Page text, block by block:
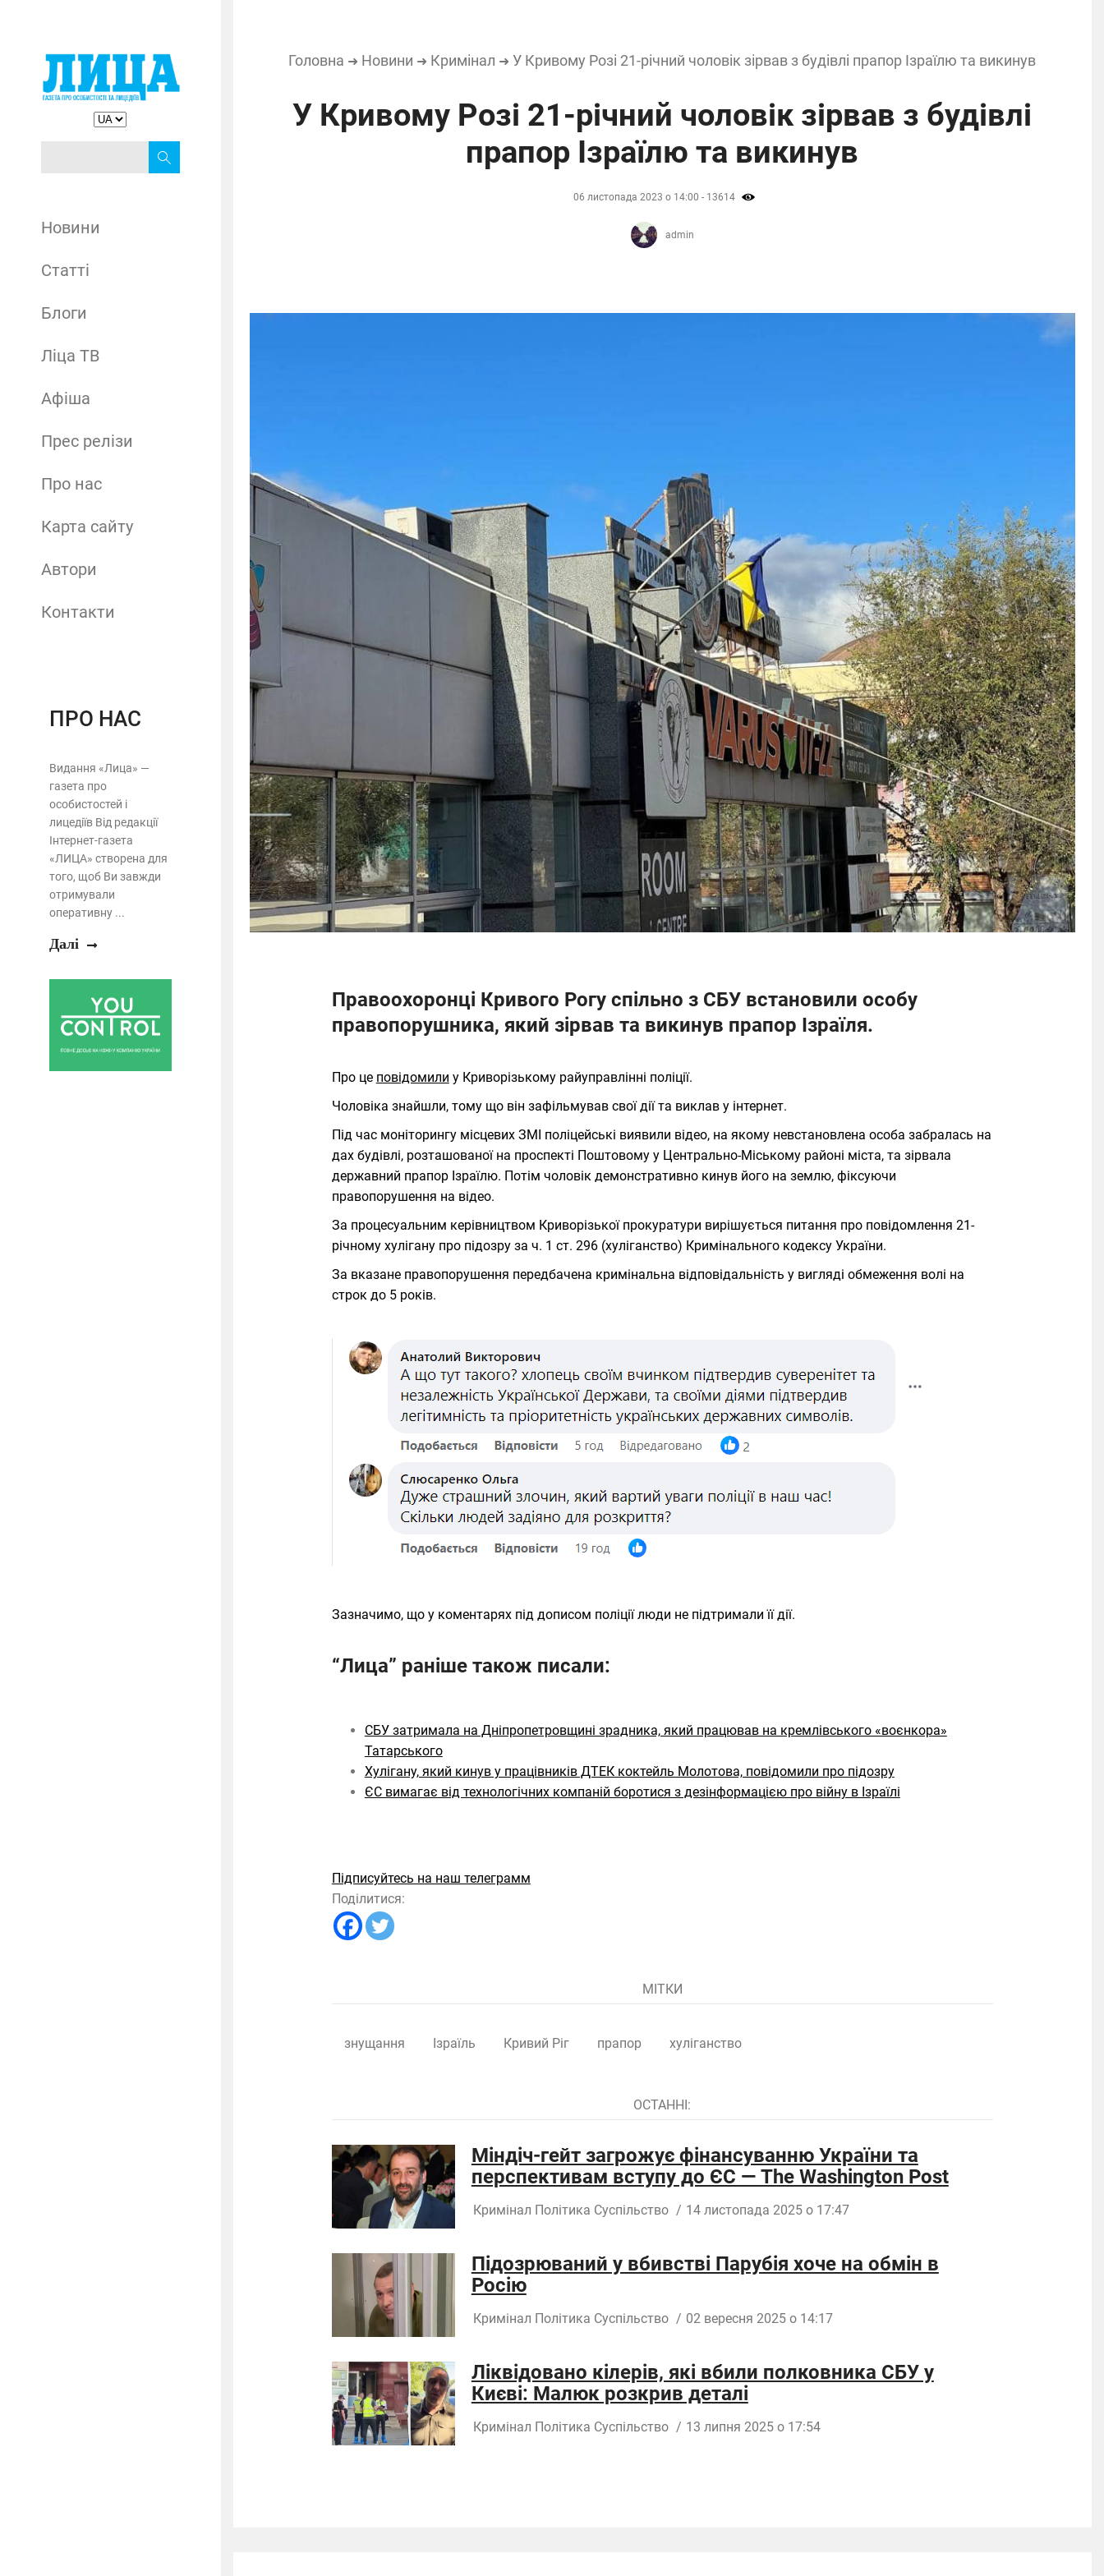
Новини
Статті
Блоги
Ліца ТВ
Афіша
Прес релізи
Про нас
Карта сайту
Автори
Контакти
ПРО НАС
Видання «Лица» —
газета про
особистостей і
лицедіїв Від редакції
Інтернет-газета
«ЛИЦА» створена для
того, щоб Ви завжди
отримували
оперативну ...
Далі
Головна ➜ Новини ➜ Кримінал ➜ У Кривому Розі 21-річний чоловік зірвав з будівлі прапор Ізраїлю та викинув
У Кривому Розі 21-річний чоловік зірвав з будівлі
прапор Ізраїлю та викинув
06 листопада 2023 о 14:00 - 13614
admin
Правоохоронці Кривого Рогу спільно з СБУ встановили особу
правопорушника, який зірвав та викинув прапор Ізраїля.
Про це повідомили у Криворізькому райуправлінні поліції.
Чоловіка знайшли, тому що він зафільмував свої дії та виклав у інтернет.
Під час моніторингу місцевих ЗМІ поліцейські виявили відео, на якому невстановлена особа забралась на
дах будівлі, розташованої на проспекті Поштовому у Центрально-Міському районі міста, та зірвала
державний прапор Ізраїлю. Потім чоловік демонстративно кинув його на землю, фіксуючи
правопорушення на відео.
За процесуальним керівництвом Криворізької прокуратури вирішується питання про повідомлення 21-
річному хулігану про підозру за ч. 1 ст. 296 (хуліганство) Кримінального кодексу України.
За вказане правопорушення передбачена кримінальна відповідальність у вигляді обмеження волі на
строк до 5 років.
Зазначимо, що у коментарях під дописом поліції люди не підтримали її дії.
“Лица” раніше також писали:
СБУ затримала на Дніпропетровщині зрадника, який працював на кремлівського «воєнкора»
Татарського
Хулігану, який кинув у працівників ДТЕК коктейль Молотова, повідомили про підозру
ЄС вимагає від технологічних компаній боротися з дезінформацією про війну в Ізраїлі
Підписуйтесь на наш телеграмм
Поділитися:
МІТКИ
знущання Ізраїль Кривий Ріг прапор хуліганство
ОСТАННІ:
Міндіч-гейт загрожує фінансуванню України та
перспективам вступу до ЄС — The Washington Post
Кримінал Політика Суспільство / 14 листопада 2025 о 17:47
Підозрюваний у вбивстві Парубія хоче на обмін в
Росію
Кримінал Політика Суспільство / 02 вересня 2025 о 14:17
Ліквідовано кілерів, які вбили полковника СБУ у
Києві: Малюк розкрив деталі
Кримінал Політика Суспільство / 13 липня 2025 о 17:54